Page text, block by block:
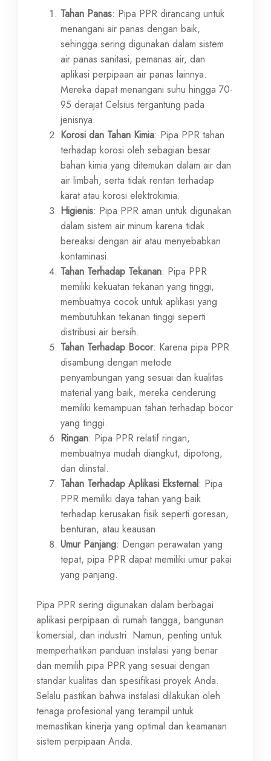
Tahan Panas: Pipa PPR dirancang untuk
menangani air panas dengan baik,
sehingga sering digunakan dalam sistem
air panas sanitasi, pemanas air, dan
aplikasi perpipaan air panas lainnya.
Mereka dapat menangani suhu hingga 70-
95 derajat Celsius tergantung pada
jenisnya.
Korosi dan Tahan Kimia: Pipa PPR tahan
terhadap korosi oleh sebagian besar
bahan kimia yang ditemukan dalam air dan
air limbah, serta tidak rentan terhadap
karat atau korosi elektrokimia.
Higienis: Pipa PPR aman untuk digunakan
dalam sistem air minum karena tidak
bereaksi dengan air atau menyebabkan
kontaminasi.
Tahan Terhadap Tekanan: Pipa PPR
memiliki kekuatan tekanan yang tinggi,
membuatnya cocok untuk aplikasi yang
membutuhkan tekanan tinggi seperti
distribusi air bersih.
Tahan Terhadap Bocor: Karena pipa PPR
disambung dengan metode
penyambungan yang sesuai dan kualitas
material yang baik, mereka cenderung
memiliki kemampuan tahan terhadap bocor
yang tinggi.
Ringan: Pipa PPR relatif ringan,
membuatnya mudah diangkut, dipotong,
dan diinstal.
Tahan Terhadap Aplikasi Eksternal: Pipa
PPR memiliki daya tahan yang baik
terhadap kerusakan fisik seperti goresan,
benturan, atau keausan.
Umur Panjang: Dengan perawatan yang
tepat, pipa PPR dapat memiliki umur pakai
yang panjang.
Pipa PPR sering digunakan dalam berbagai
aplikasi perpipaan di rumah tangga, bangunan
komersial, dan industri. Namun, penting untuk
memperhatikan panduan instalasi yang benar
dan memilih pipa PPR yang sesuai dengan
standar kualitas dan spesifikasi proyek Anda.
Selalu pastikan bahwa instalasi dilakukan oleh
tenaga profesional yang terampil untuk
memastikan kinerja yang optimal dan keamanan
sistem perpipaan Anda.